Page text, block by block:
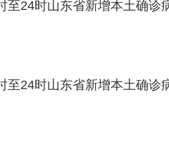
至24时山东省新增本土确诊
至24时山东省新增本土确诊